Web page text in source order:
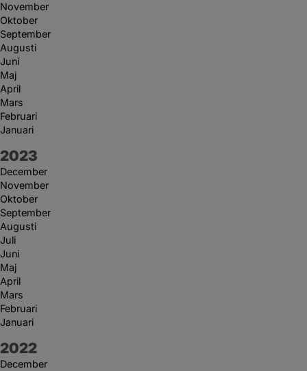
November
Oktober
September
Augusti
Juni
Maj
April
Mars
Februari
Januari
År:
2023
December
November
Oktober
September
Augusti
Juli
Juni
Maj
April
Mars
Februari
Januari
År:
2022
December